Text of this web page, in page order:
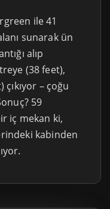
ile 41
sunarak ün
alıp
(38 feet),
– çoğu
59
iç mekan ki,
kabinden